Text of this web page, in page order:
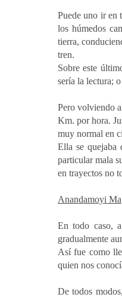
Puede uno ir en
los húmedos
tierra,
tren.
Sobre este
sería la lectura;
Pero volviendo
Km. por hora.
muy normal en
Ella se quejaba
particular mala
en trayectos no
Anandamoyi Ma
En todo caso,
gradualmente
Así fue como
quien nos
De todos